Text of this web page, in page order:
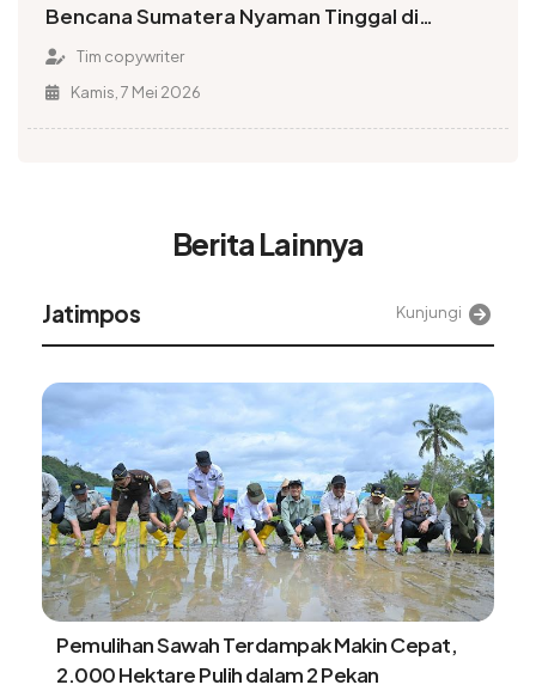
Bencana Sumatera Nyaman Tinggal di
Huntara
Tim copywriter
Kamis, 7 Mei 2026
Berita Lainnya
Kunjungi
Cepat,
Benarkah minum kopi setiap
kesehatan? ini faktanya